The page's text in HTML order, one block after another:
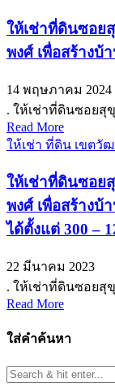
ให้เช่าที่ดินซอย
พงศ์ เพื่อสร้างบ้
14 พฤษภาคม 2024
. ให้เช่าที่ดินซอยสุ
Read More
ให้เช่า ที่ดิน เขตวั
ให้เช่าที่ดินซอย
พงศ์ เพื่อสร้างบ้
ได้ตั้งแต่ 300 –
22 มีนาคม 2023
. ให้เช่าที่ดินซอยสุ
Read More
ใส่คำค้นหา